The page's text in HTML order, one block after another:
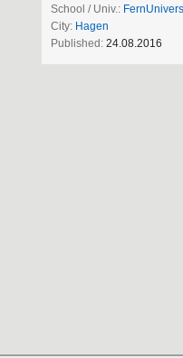
School / Univ.:
City: Hagen
Published: 24.08.2016